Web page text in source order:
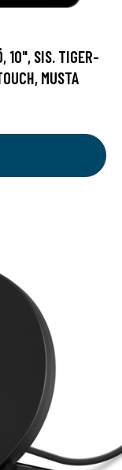
10", SIS. TIGER-
MUSTA